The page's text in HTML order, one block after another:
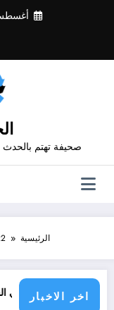
أغسطس 8,
صحيفة تهتم بالحدث
الرئيسية
اخر الاخبار2026 تم تأجيله